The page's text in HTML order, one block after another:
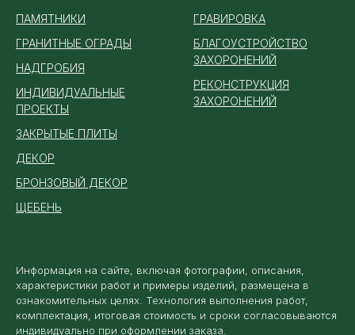
ПАМЯТНИКИ
ГРАНИТНЫЕ ОГРАДЫ
НАДГРОБИЯ
ИНДИВИДУАЛЬНЫЕ
ПРОЕКТЫ
ЗАКРЫТЫЕ ПЛИТЫ
ДЕКОР
БРОНЗОВЫЙ ДЕКОР
ЩЕБЕНЬ
ГРАВИРОВКА
БЛАГОУСТРОЙСТВО
ЗАХОРОНЕНИЙ
РЕКОНСТРУКЦИЯ
ЗАХОРОНЕНИЙ
Информация на сайте, включая фотографии, описания,
характеристики работ и примеры изделий, размещена в
ознакомительных целях. Технология выполнения работ,
комплектация, итоговая стоимость и сроки согласовываются
индивидуально при оформлении заказа.